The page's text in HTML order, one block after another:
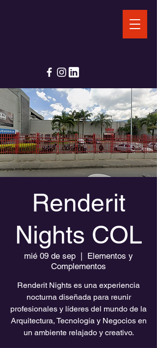
Renderit
Nights COL
mié 09 de sep
Elementos y
Complementos
Renderit Nights es una experiencia
nocturna diseñada para reunir
profesionales y líderes del mundo de la
Arquitectura, Tecnología y Negocios en
un ambiente relajado y creativo.